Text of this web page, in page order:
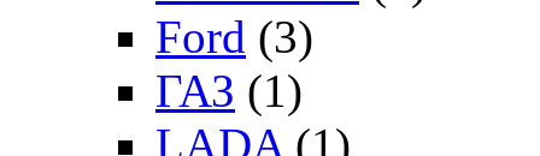
Ford (3)
ГАЗ (1)
LADA (1)